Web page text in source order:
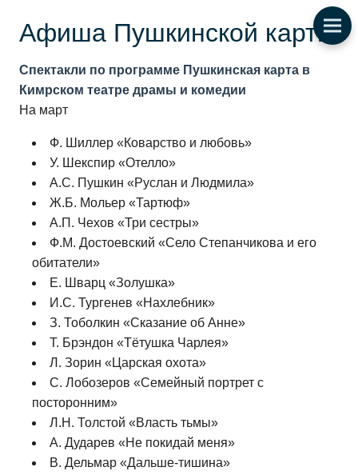
Афиша Пушкинской карты
Спектакли по программе Пушкинская карта в
Кимрском театре драмы и комедии
На март
Ф. Шиллер «Коварство и любовь»
У. Шекспир «Отелло»
А.С. Пушкин «Руслан и Людмила»
Ж.Б. Мольер «Тартюф»
А.П. Чехов «Три сестры»
Ф.М. Достоевский «Село Степанчикова и его
обитатели»
Е. Шварц «Золушка»
И.С. Тургенев «Нахлебник»
З. Тоболкин «Сказание об Анне»
Т. Брэндон «Тётушка Чарлея»
Л. Зорин «Царская охота»
С. Лобозеров «Семейный портрет с
посторонним»
Л.Н. Толстой «Власть тьмы»
А. Дударев «Не покидай меня»
В. Дельмар «Дальше-тишина»